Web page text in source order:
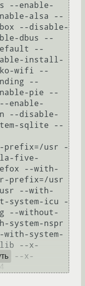
--enable-
alsa --
--disable-
dbus --
--
install-
wifi --
--
pie --
enable-
--disable-
sqlite --
usr -
five-
--with-
prefix=/usr
--with-
system-icu -
--without-
system-nspr
system-
--x-
--x-